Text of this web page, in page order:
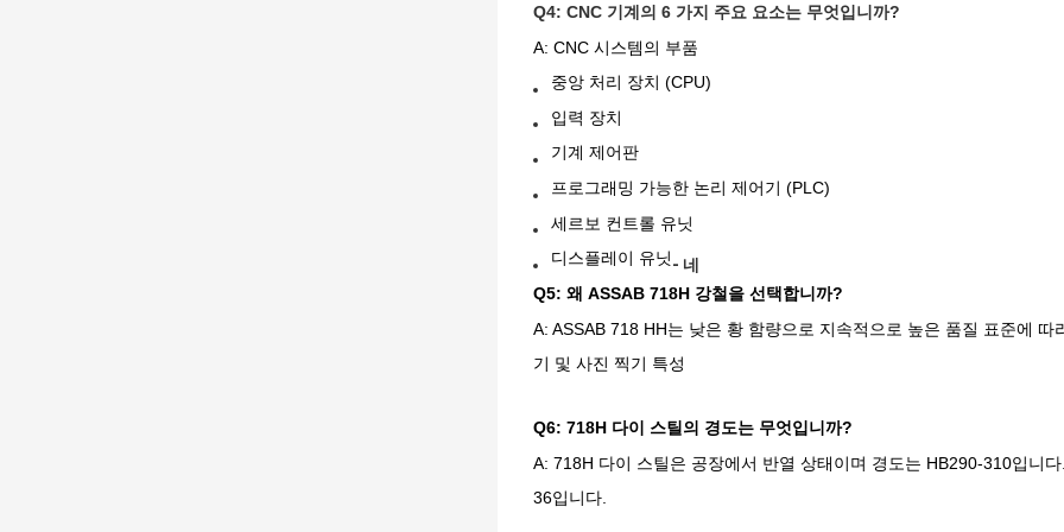
Q4: CNC 기계의 6 가지 주요 요소는 무엇입니까?
A: CNC 시스템의 부품
중앙 처리 장치 (CPU)
입력 장치
기계 제어판
프로그래밍 가능한 논리 제어기 (PLC)
세르보 컨트롤 유닛
디스플레이 유닛- 네
Q5: 왜 ASSAB 718H 강철을 선택합니까?
A: ASSAB 718 HH는 낮은 황 함량으로 지속적으로 높은 품질 표준에
기 및 사진 찍기 특성
Q6: 718H 다이 스틸의 경도는 무엇입니까?
A: 718H 다이 스틸은 공장에서 반열 상태이며 경도는 HB290-310입니
36입니다.